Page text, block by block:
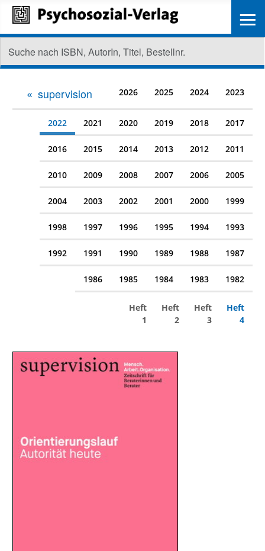
supervision 2026 2025 2024 2023
2022 2021 2020 2019 2018 2017
2016 2015 2014 2013 2012 2011
2010 2009 2008 2007 2006 2005
2004 2003 2002 2001 2000 1999
1998 1997 1996 1995 1994 1993
1992 1991 1990 1989 1988 1987
1986 1985 1984 1983 1982
Heft
1
Heft
2
Heft
3
Heft
4
≡